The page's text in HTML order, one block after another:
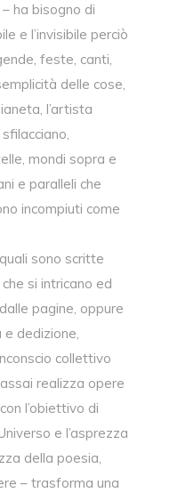
– ha bisogno di
e l’invisibile perciò
feste, canti,
delle cose,
l’artista
mondi sopra e
e paralleli che
incompiuti come
sono scritte
si intricano ed
pagine, oppure
e dedizione,
collettivo
realizza opere
l’obiettivo di
e l’asprezza
della poesia,
– trasforma una